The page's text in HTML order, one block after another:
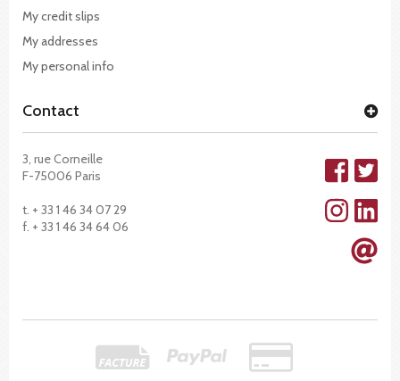
My credit slips
My addresses
My personal info
Contact
3, rue Corneille
F-75006 Paris
t. + 33 1 46 34 07 29
f. + 33 1 46 34 64 06